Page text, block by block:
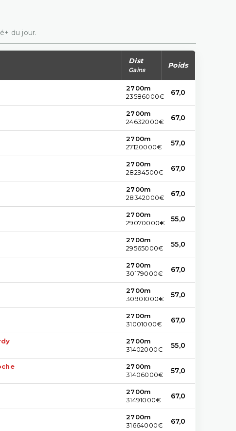
du jour.
Dist
Gains
Poids
2700m
23586000€
67,0
2700m
24632000€
67,0
2700m
27120000€
57,0
2700m
28294500€
67,0
2700m
28342000€
67,0
2700m
29070000€
55,0
2700m
29565000€
55,0
2700m
30179000€
67,0
2700m
30901000€
57,0
2700m
31001000€
67,0
2700m
31402000€
55,0
2700m
31406000€
57,0
2700m
31491000€
67,0
2700m
31664000€
67,0